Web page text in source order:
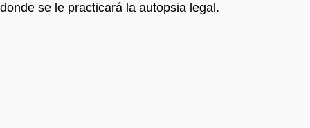
donde se le practicará la autopsia legal.